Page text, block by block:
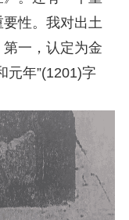
性。我对出土
一，认定为金
元年”(1201)字